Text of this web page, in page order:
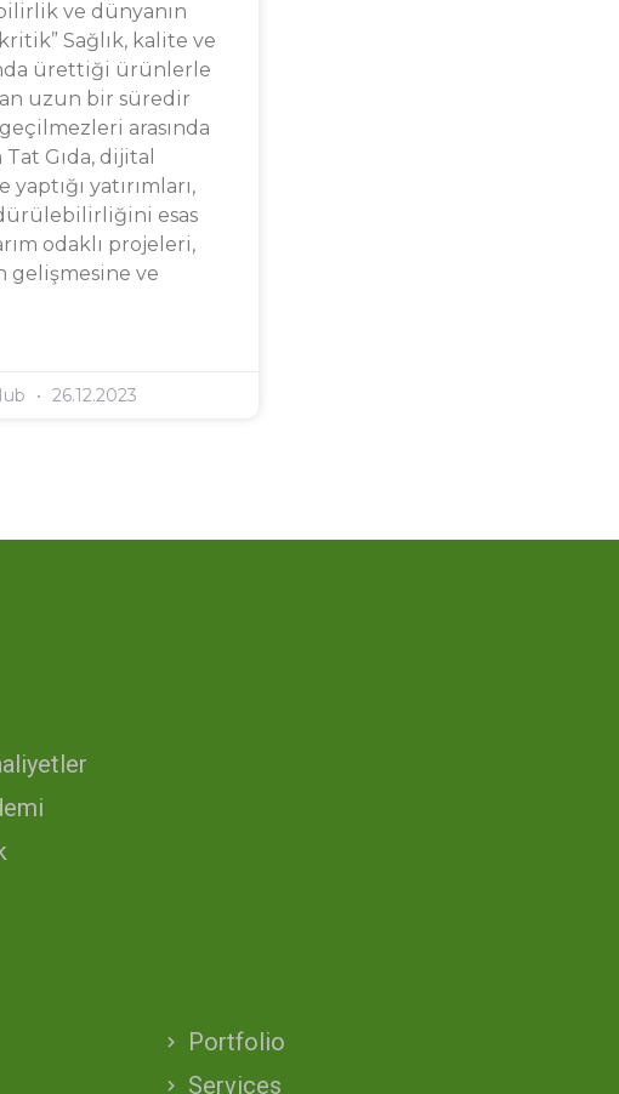
ve dünyanın
Sağlık, kalite ve
ürettiği ürünlerle
uzun bir süredir
arasında
Gıda, dijital
yatırımları,
esas
odaklı projeleri,
gelişmesine ve
26.12.2023
Portfolio
Services